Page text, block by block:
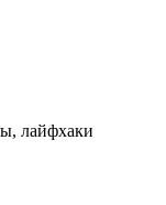
лайфхаки